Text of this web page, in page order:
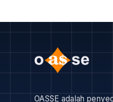
OASSE adalah